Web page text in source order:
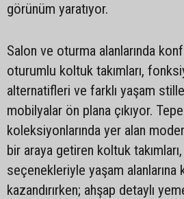
görünüm yaratıyor.
Salon ve oturma alanlarında
oturumlu koltuk takımları,
alternatifleri ve farklı yaşam
mobilyalar ön plana çıkıyor.
koleksiyonlarında yer alan
bir araya getiren koltuk
seçenekleriyle yaşam
kazandırırken; ahşap detaylı